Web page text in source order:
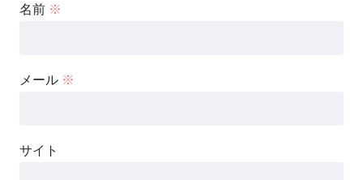
名前 ※
メール ※
サイト